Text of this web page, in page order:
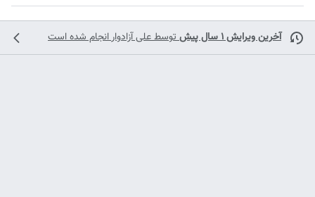
آخرین ویرایش ۱ سال پیش توسطعلی آزادوارانجام شده است